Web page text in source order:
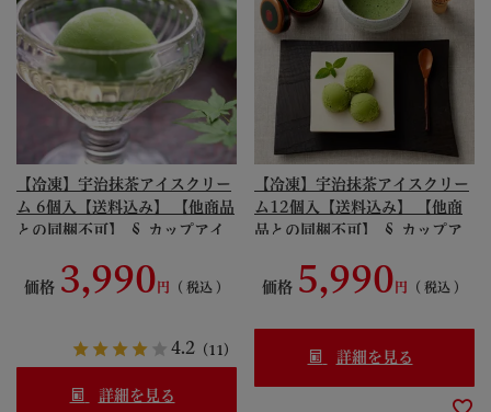
【冷凍】宇治抹茶アイスクリー
ム 6個入【送料込み】 【他商品
との同梱不可】 § カップアイ
価格 3,990 税込
4.2 （11）
詳細を見る
【冷凍】宇治抹茶アイスクリー
ム12個入【送料込み】 【他商
品との同梱不可】 § カップア
価格 5,990 税込
詳細を見る